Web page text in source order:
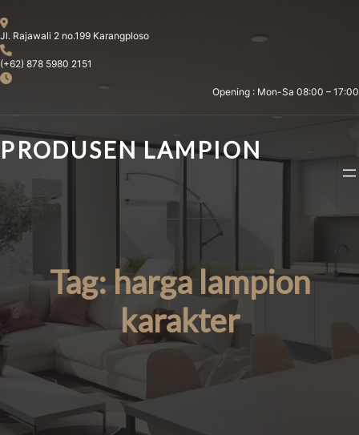
to
content
Jl. Rajawali 2 no.199 Karangploso
(+62) 878 5980 2151
Opening : Mon-Sa 08:00 – 17:00
PRODUSEN LAMPION
Tag: harga lampion
karakter